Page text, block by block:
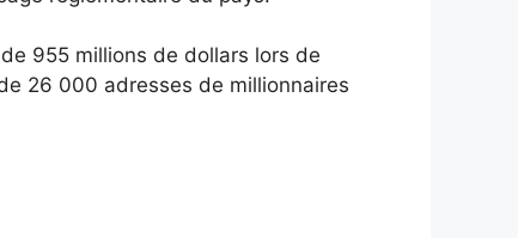
955 millions de dollars lors de
26 000 adresses de millionnaires